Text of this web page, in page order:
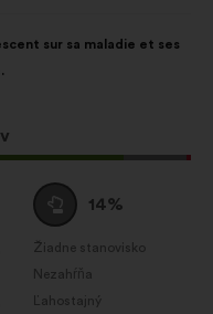
sur sa maladie et ses
Neutrálny
hlas
:
14%
Žiadne stanovisko
:krát
Nezahŕňa
:krát
Ľahostajný
:krát
súhrnným
cookie,
optimalizovať